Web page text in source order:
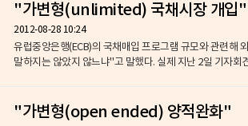
"가변형(unlimited) 국채시장 개입"
2012-08-28 10:24
유럽중앙은행(ECB)의 국채매입 프로그램 규모와 관련해
말하지는 않았지 않느냐"고 말했다. 실
"가변형(open ended) 양적완화"